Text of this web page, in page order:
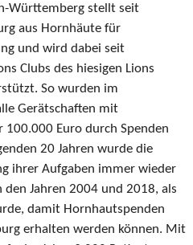
Württemberg stellt seit
aus Hornhäute für
und wird dabei seit
Clubs des hiesigen Lions
So wurden im
Gerätschaften mit
Euro durch Spenden
20 Jahren wurde die
ihrer Aufgaben immer wieder
Jahren 2004 und 2018, als
damit Hornhautspenden
erhalten werden können. Mit